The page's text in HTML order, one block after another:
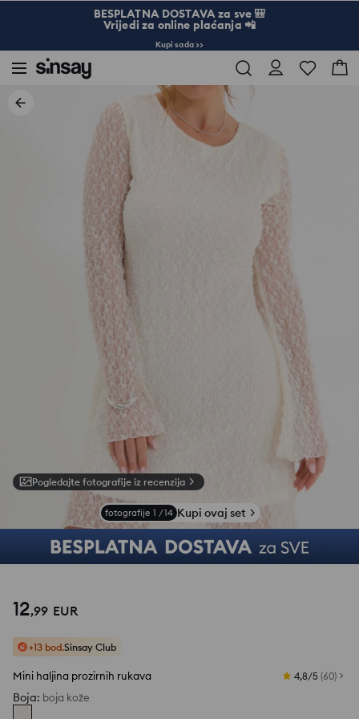
BESPLATNA DOSTAVA za sve 🎒
Vrijedi za online plaćanja 📲
Kupi sada >>
Pogledajte fotografije iz recenzija
fotografije 1 /14 Kupi ovaj set
12,99 EUR
+13 bod.Sinsay Club
Mini haljina prozirnih rukava 4,8/5 (60)
Boja: boja kože